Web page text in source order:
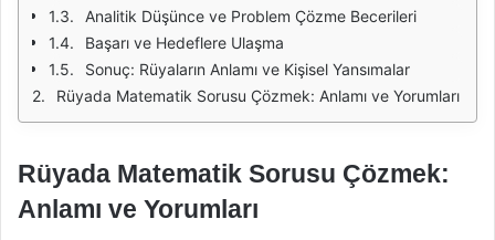
Analitik Düşünce ve Problem Çözme Becerileri
Başarı ve Hedeflere Ulaşma
Sonuç: Rüyaların Anlamı ve Kişisel Yansımalar
Rüyada Matematik Sorusu Çözmek: Anlamı ve Yorumları
Rüyada Matematik Sorusu Çözmek:
Anlamı ve Yorumları